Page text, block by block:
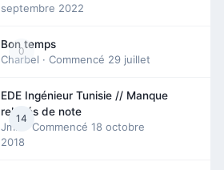
septembre 2022
0
Bon temps
Charbel · Commencé 29 juillet
14
EDE Ingénieur Tunisie // Manque
relevés de note
Jmili
· Commencé 18 octobre
2018